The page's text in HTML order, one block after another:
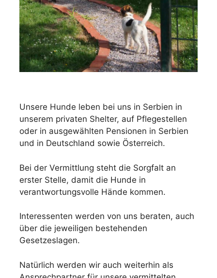
Unsere Hunde leben bei uns in Serbien in
unserem privaten Shelter, auf Pflegestellen
oder in ausgewählten Pensionen in Serbien
und in Deutschland sowie Österreich.
Bei der Vermittlung steht die Sorgfalt an
erster Stelle, damit die Hunde in
verantwortungsvolle Hände kommen.
Interessenten werden von uns beraten, auch
über die jeweiligen bestehenden
Gesetzeslagen.
Natürlich werden wir auch weiterhin als